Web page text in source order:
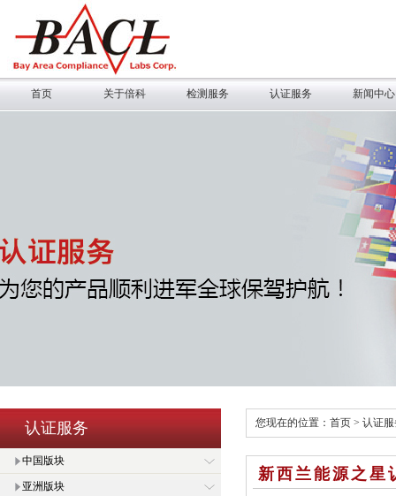
首页 关于倍科 检测服务 认证服务 新闻中心
认证服务
中国版块
亚洲版块
您现在的位置： 首页 > 认证
新西兰能源之星